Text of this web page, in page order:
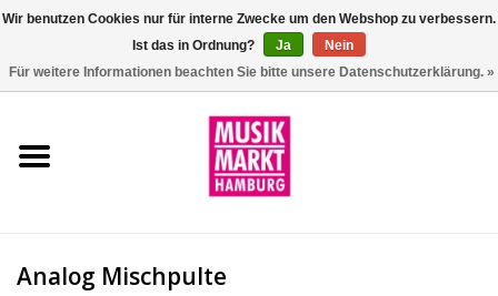
Aktion
Analog Mischpulte
Wir benutzen Cookies nur für interne Zwecke um den Webshop zu verbessern.
Ist das in Ordnung?
Ja
Nein
Für weitere Informationen beachten Sie bitte unsere Datenschutzerklärung. »